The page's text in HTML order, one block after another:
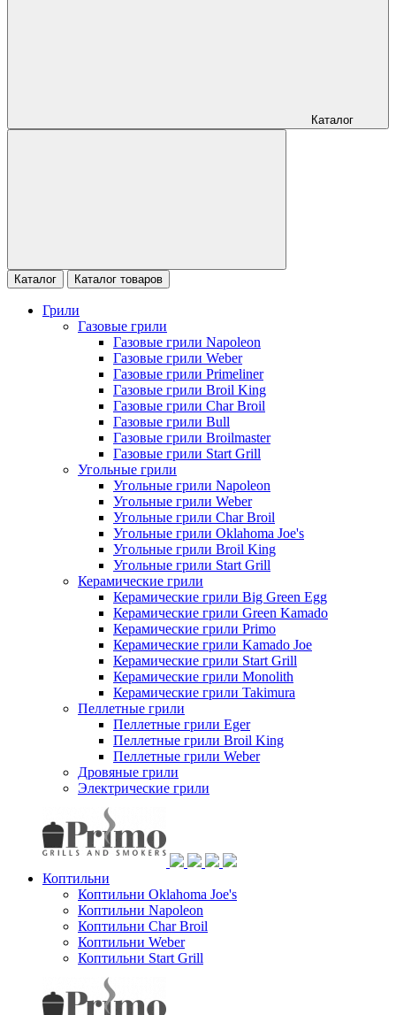
Каталог
Каталог Каталог товаров
Грили
Газовые грили
Газовые грили Napoleon
Газовые грили Weber
Газовые грили Primeliner
Газовые грили Broil King
Газовые грили Char Broil
Газовые грили Bull
Газовые грили Broilmaster
Газовые грили Start Grill
Угольные грили
Угольные грили Napoleon
Угольные грили Weber
Угольные грили Char Broil
Угольные грили Oklahoma Joe's
Угольные грили Broil King
Угольные грили Start Grill
Керамические грили
Керамические грили Big Green Egg
Керамические грили Green Kamado
Керамические грили Primo
Керамические грили Kamado Joe
Керамические грили Start Grill
Керамические грили Monolith
Керамические грили Takimura
Пеллетные грили
Пеллетные грили Eger
Пеллетные грили Broil King
Пеллетные грили Weber
Дровяные грили
Электрические грили
Коптильни
Коптильни Oklahoma Joe's
Коптильни Napoleon
Коптильни Char Broil
Коптильни Weber
Коптильни Start Grill